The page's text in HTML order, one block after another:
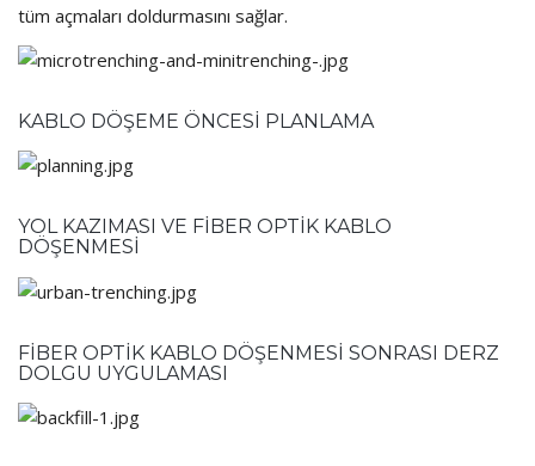
tüm açmaları doldurmasını sağlar.
KABLO DÖŞEME ÖNCESİ PLANLAMA
YOL KAZIMASI VE FİBER OPTİK KABLO
DÖŞENMESİ
FİBER OPTİK KABLO DÖŞENMESİ SONRASI DERZ
DOLGU UYGULAMASI